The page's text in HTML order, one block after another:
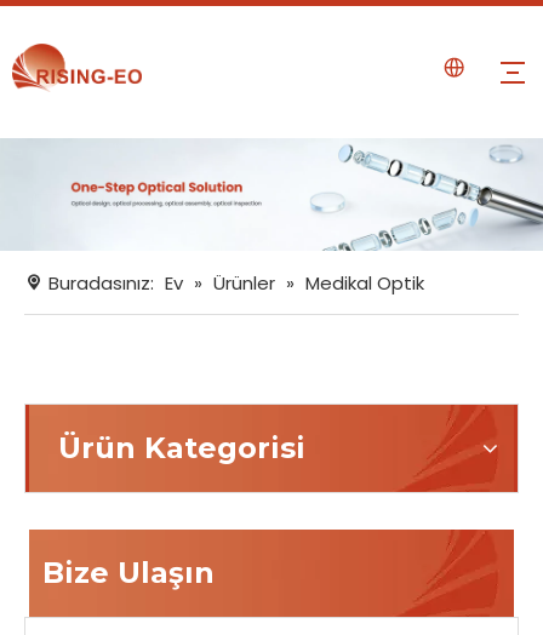
Buradasınız: Ev » Ürünler » Medikal Optik
Ürün Kategorisi
Bize Ulaşın